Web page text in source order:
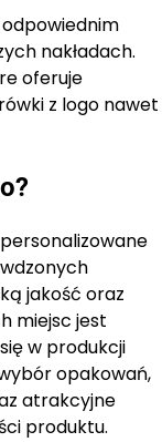
nakładach.
oferuje
z logo nawet
jakość oraz
miejsc jest
w produkcji
opakowań,
atrakcyjne
produktu.